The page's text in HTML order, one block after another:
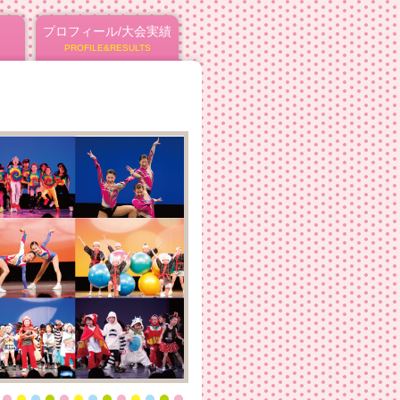
プロフィール/大会実績
PROFILE&RESULTS